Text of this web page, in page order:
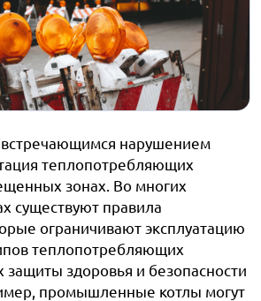
нарушением
теплопотребляющих
зонах. Во многих
существуют правила
ограничивают эксплуатацию
теплопотребляющих
защиты здоровья и безопасности
промышленные котлы могут